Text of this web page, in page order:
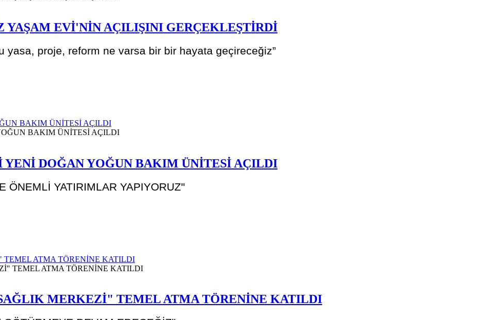
YAŞAM EVİ'NİN AÇILIŞINI GERÇEKLEŞTİRDİ
yasa, proje, reform ne varsa bir bir hayata geçireceğiz”
BAKIM ÜNİTESİ AÇILDI
YENİ DOĞAN YOĞUN BAKIM ÜNİTESİ AÇILDI
ÖNEMLİ YATIRIMLAR YAPIYORUZ"
ATMA TÖRENİNE KATILDI
MERKEZİ" TEMEL ATMA TÖRENİNE KATILDI